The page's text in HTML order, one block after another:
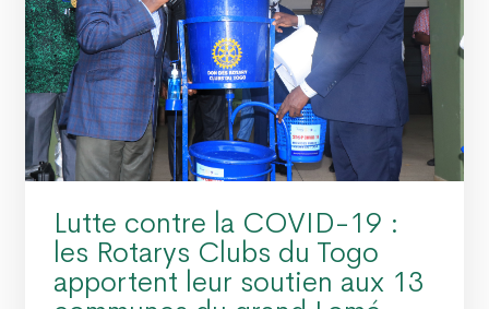
Lutte contre la COVID-19 :
les Rotarys Clubs du Togo
apportent leur soutien aux 13